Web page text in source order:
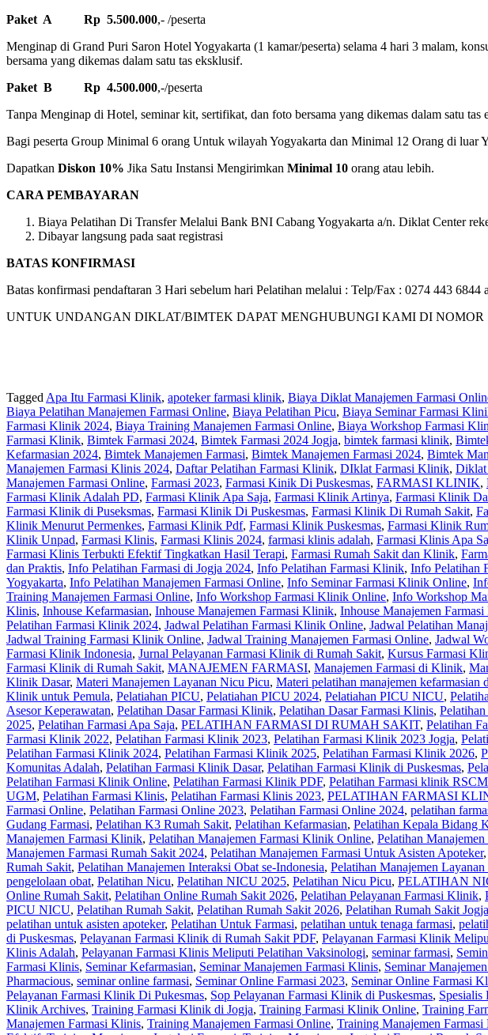
Paket A Rp 5.500.000,- /peserta
Menginap di Grand Puri Saron Hotel Yogyakarta (1 kamar/peserta) selama 4 hari 3 malam,
bersama yang dikemas dalam satu tas eksklusif.
Paket B Rp 4.500.000,-/peserta
Tanpa Menginap di Hotel, seminar kit, sertifikat, dan foto bersama yang dikemas dalam satu
Bagi peserta Group Minimal 6 orang Untuk wilayah Yogyakarta dan Minimal 12 Orang di luar
Dapatkan Diskon 10% Jika Satu Instansi Mengirimkan Minimal 10 orang atau lebih.
CARA PEMBAYARAN
Biaya Pelatihan Di Transfer Melalui Bank BNI Cabang Yogyakarta a/n. Diklat Center
Dibayar langsung pada saat registrasi
BATAS KONFIRMASI
Batas konfirmasi pendaftaran 3 Hari sebelum hari Pelatihan melalui : Telp/Fax : 0274 443
UNTUK UNDANGAN DIKLAT/BIMTEK DAPAT MENGHUBUNGI KAMI DI NOMOR :
Tagged Apa Itu Farmasi Klinik, apoteker farmasi klinik, Biaya Diklat Manajemen Farmasi
Biaya Pelatihan Manajemen Farmasi Online, Biaya Pelatihan Picu, Biaya Seminar Farmasi
Farmasi Klinik 2024, Biaya Training Manajemen Farmasi Online, Biaya Workshop Farmasi
Farmasi Klinik, Bimtek Farmasi 2024, Bimtek Farmasi 2024 Jogja, bimtek farmasi klinik,
Kefarmasian 2024, Bimtek Manajemen Farmasi, Bimtek Manajemen Farmasi 2024, Bimtek
Manajemen Farmasi Klinis 2024, Daftar Pelatihan Farmasi Klinik, DIklat Farmasi Klinik, Diklat
Manajemen Farmasi Online, Farmasi 2023, Farmasi Kinik Di Puskesmas, FARMASI KLINIK,
Farmasi Klinik Adalah PD, Farmasi Klinik Apa Saja, Farmasi Klinik Artinya, Farmasi Klinik
Farmasi Klinik di Puseksmas, Farmasi Klinik Di Puskesmas, Farmasi Klinik Di Rumah Sakit,
Klinik Menurut Permenkes, Farmasi Klinik Pdf, Farmasi Klinik Puskesmas, Farmasi Klinik
Klinik Unpad, Farmasi Klinis, Farmasi Klinis 2024, farmasi klinis adalah, Farmasi Klinis Apa
Farmasi Klinis Terbukti Efektif Tingkatkan Hasil Terapi, Farmasi Rumah Sakit dan Klinik,
dan Praktis, Info Pelatihan Farmasi di Jogja 2024, Info Pelatihan Farmasi Klinik, Info Pelatihan
Yogyakarta, Info Pelatihan Manajemen Farmasi Online, Info Seminar Farmasi Klinik Online,
Training Manajemen Farmasi Online, Info Workshop Farmasi Klinik Online, Info Workshop
Klinis, Inhouse Kefarmasian, Inhouse Manajemen Farmasi Klinik, Inhouse Manajemen
Pelatihan Farmasi Klinik 2024, Jadwal Pelatihan Farmasi Klinik Online, Jadwal Pelatihan
Jadwal Training Farmasi Klinik Online, Jadwal Training Manajemen Farmasi Online, Jadwal
Farmasi Klinik Indonesia, Jurnal Pelayanan Farmasi Klinik di Rumah Sakit, Kursus Farmasi
Farmasi Klinik di Rumah Sakit, MANAJEMEN FARMASI, Manajemen Farmasi di Klinik,
Klinik Dasar, Materi Manajemen Layanan Nicu Picu, Materi pelatihan manajemen kefarmasian
Klinik untuk Pemula, Pelatiahan PICU, Pelatiahan PICU 2024, Pelatiahan PICU NICU,
Asesor Keperawatan, Pelatihan Dasar Farmasi Klinik, Pelatihan Dasar Farmasi Klinis,
2025, Pelatihan Farmasi Apa Saja, PELATIHAN FARMASI DI RUMAH SAKIT, Pelatihan
Farmasi Klinik 2022, Pelatihan Farmasi Klinik 2023, Pelatihan Farmasi Klinik 2023 Jogja,
Pelatihan Farmasi Klinik 2024, Pelatihan Farmasi Klinik 2025, Pelatihan Farmasi Klinik 2026,
Komunitas Adalah, Pelatihan Farmasi Klinik Dasar, Pelatihan Farmasi Klinik di Puskesmas,
Pelatihan Farmasi Klinik Online, Pelatihan Farmasi Klinik PDF, Pelatihan Farmasi klinik RSCM
UGM, Pelatihan Farmasi Klinis, Pelatihan Farmasi Klinis 2023, PELATIHAN FARMASI
Farmasi Online, Pelatihan Farmasi Online 2023, Pelatihan Farmasi Online 2024, pelatihan
Gudang Farmasi, Pelatihan K3 Rumah Sakit, Pelatihan Kefarmasian, Pelatihan Kepala Bidang
Manajemen Farmasi Klinik, Pelatihan Manajemen Farmasi Klinik Online, Pelatihan
Manajemen Farmasi Rumah Sakit 2024, Pelatihan Manajemen Farmasi Untuk Asisten Apoteker,
Rumah Sakit, Pelatihan Manajemen Interaksi Obat se-Indonesia, Pelatihan Manajemen
pengelolaan obat, Pelatihan Nicu, Pelatihan NICU 2025, Pelatihan Nicu Picu, PELATIHAN
Online Rumah Sakit, Pelatihan Online Rumah Sakit 2026, Pelatihan Pelayanan Farmasi Klinik,
PICU NICU, Pelatihan Rumah Sakit‎, Pelatihan Rumah Sakit 2026, Pelatihan Rumah Sakit Jogja
pelatihan untuk asisten apoteker, Pelatihan Untuk Farmasi, pelatihan untuk tenaga farmasi,
di Puskesmas, Pelayanan Farmasi Klinik di Rumah Sakit PDF, Pelayanan Farmasi Klinik
Klinis Adalah, Pelayanan Farmasi Klinis Meliputi Pelatihan Vaksinologi, seminar farmasi,
Farmasi Klinis, Seminar Kefarmasian, Seminar Manajemen Farmasi Klinis, Seminar
Pharmacious, seminar online farmasi, Seminar Online Farmasi 2023, Seminar Online Farmasi
Pelayanan Farmasi Klinik Di Pukesmas, Sop Pelayanan Farmasi Klinik di Puskesmas,
Klinik Archives, Training Farmasi Klinik di Jogja, Training Farmasi Klinik Online, Training
Manajemen Farmasi Klinis, Training Manajemen Farmasi Online, Training Manajemen Farmasi